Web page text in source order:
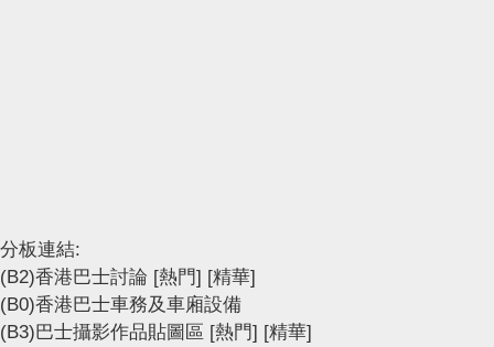
分板連結:
(B2)香港巴士討論 [熱門] [精華]
(B0)香港巴士車務及車廂設備
(B3)巴士攝影作品貼圖區 [熱門] [精華]